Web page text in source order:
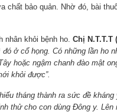
chất bảo quản. Nhờ đó, bài
nhân khỏi bệnh ho. Chị N.T.T.T
ở cổ họng. Có những lần ho
hoặc ngậm chanh đào mật
khỏi được”.
tháng thành ra sức đề
thử cho con dùng Đông y.